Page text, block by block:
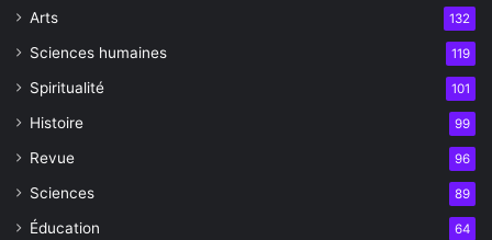
Arts 132
Sciences humaines 119
Spiritualité 101
Histoire 99
Revue 96
Sciences 89
Éducation 64